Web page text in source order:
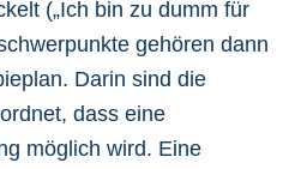
(„Ich bin zu dumm für
gehören dann
Darin sind die
dass eine
möglich wird. Eine